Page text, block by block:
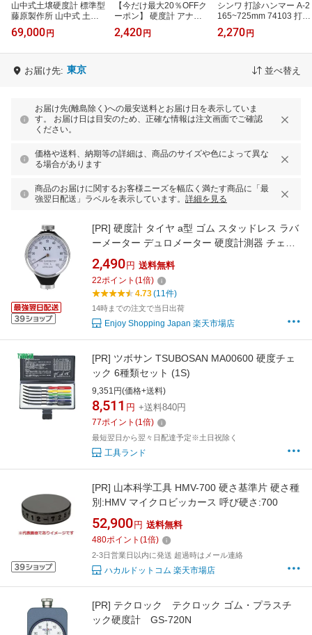
山中式土壌硬度計 標準型
藤原製作所 山中式 土壌
硬度計 硬度 計測 標準 理
化学 土壌計測器 土壌測
69,000 円
【今だけ最大20％OFFク
ーポン】 硬度計 アナロ
グ タイヤ スタッドレス
ゴム 測定 A型 デュロメ
2,420 円
シンワ 打診ハンマー A-2
165~725mm 74103 打診
棒 点検棒
2,270 円
お届け先: 東京 並べ替え
お届け先(離島除く)への最安送料とお届け日を表示していま
す。 お届け日は目安のため、正確な情報は注文画面でご確認
ください。
価格や送料、納期等の詳細は、商品のサイズや色によって異な
る場合があります
商品のお届けに関するお客様ニーズを幅広く満たす商品に「最
強翌日配送」ラベルを表示しています。 詳細を見る
[PR] 硬度計 タイヤ a型 ゴム スタッドレス ラバ
ーメーター デュロメーター 硬度計測器 チェッ
カー 車 金属 SC
2,490 円 送料無料
22ポイント (1倍)
4.73(11件)
14時までの注文で当日出荷
Enjoy Shopping Japan 楽天市場店
[PR] ツボサン TSUBOSAN MA00600 硬度チェ
ック 6種類セット (1S)
9,351円(価格+送料)
8,511 円 +送料840円
77ポイント (1倍)
最短翌日から翌々日配達予定※土日祝除く
工具ランド
[PR] 山本科学工具 HMV-700 硬さ基準片 硬さ種
別:HMV マイクロビッカース 呼び硬さ:700
52,900 円 送料無料
480ポイント (1倍)
2-3日営業日以内に発送 超過時はメール連絡
ハカルドットコム 楽天市場店
[PR] テクロック テクロック ゴム・プラスチ
ック硬度計 GS-720N